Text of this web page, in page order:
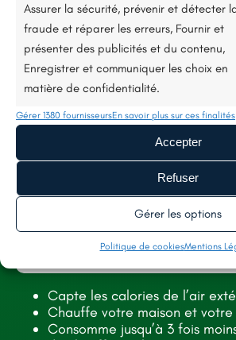
Assurer la sécurité, prévenir et détecter
fraude et réparer les erreurs, Fournir et
présenter des publicités et du contenu,
Enregistrer et communiquer les choix en
matière de confidentialité.
Gérer 1380 fournisseursEn savoir plus sur ces finalités
Accepter
Refuser
Gérer les options
Politique de cookiesMentions
11 rue Kléber, 49130, Les
02 52 35 26 70
SERVICES
TOITURE
FAÇADE
ISOLATION
AIDES
À
NOS
Capte les calories de l’air
Chauffe votre maison et votre
Consomme jusqu’à 3 fois